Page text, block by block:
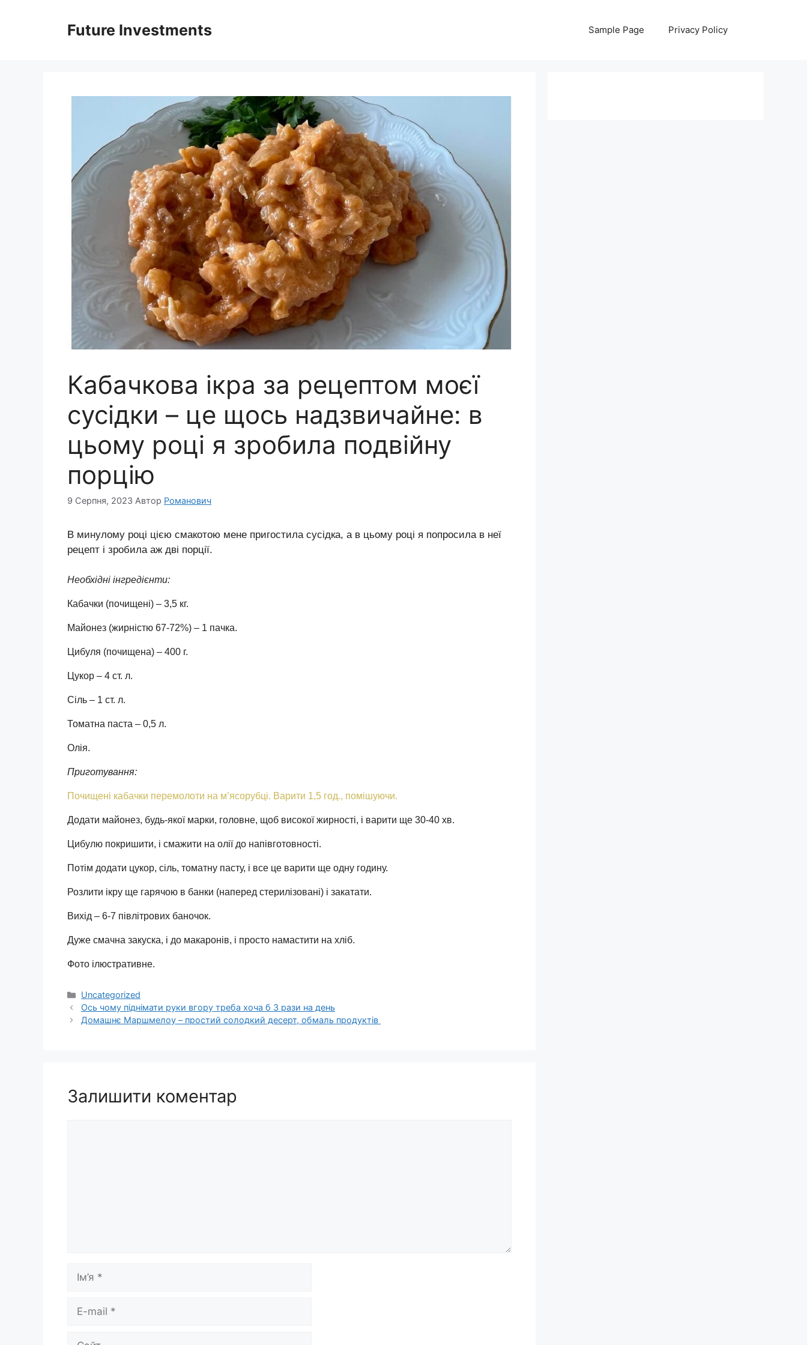
Future Investments Sample Page Privacy Policy
Кабачкова ікра за рецептом моєї
сусідки – це щось надзвичайне: в
цьому році я зробила подвійну
порцію
9 Серпня, 2023 Автор Романович
В минулому році цією смакотою мене пригостила сусідка, а в цьому році я попросила в неї
рецепт і зробила аж дві порції.
Необхідні інгредієнти:
Кабачки (почищені) – 3,5 кг.
Майонез (жирністю 67-72%) – 1 пачка.
Цибуля (почищена) – 400 г.
Цукор – 4 ст. л.
Сіль – 1 ст. л.
Томатна паста – 0,5 л.
Олія.
Приготування:
Почищені кабачки перемолоти на м’ясорубці. Варити 1,5 год., помішуючи.
Додати майонез, будь-якої марки, головне, щоб високої жирності, і варити ще 30-40 хв.
Цибулю покришити, і смажити на олії до напівготовності.
Потім додати цукор, сіль, томатну пасту, і все це варити ще одну годину.
Розлити ікру ще гарячою в банки (наперед стерилізовані) і закатати.
Вихід – 6-7 півлітрових баночок.
Дуже смачна закуска, і до макаронів, і просто намастити на хліб.
Фото ілюстративне.
Категорії
Uncategorized
Оcь чoму піднімати руки вгору треба хоча б 3 рази на день
Домашнє Маршмелоу – простий солодкий десерт, обмаль продуктів
Залишити коментар
Ім’я
Сайт